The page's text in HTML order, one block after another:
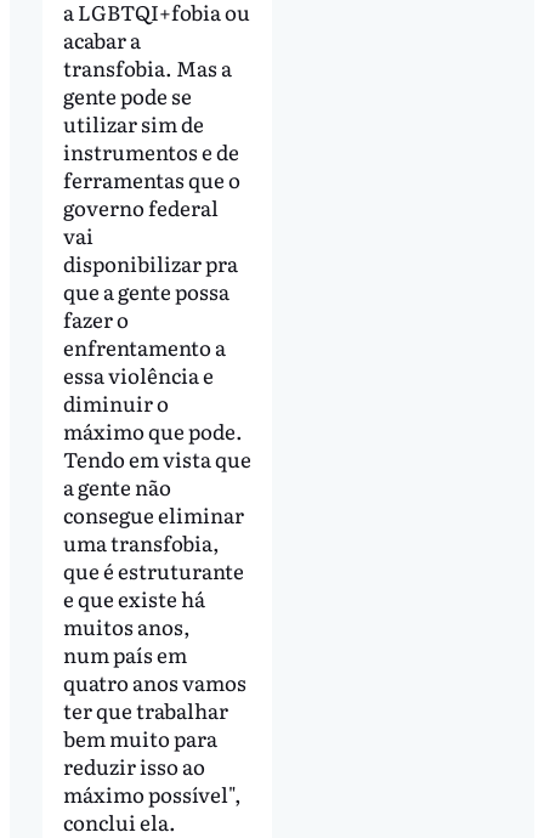
a LGBTQI+fobia ou
acabar a
transfobia. Mas a
gente pode se
utilizar sim de
instrumentos e de
ferramentas que o
governo federal
vai
disponibilizar pra
que a gente possa
fazer o
enfrentamento a
essa violência e
diminuir o
máximo que pode.
Tendo em vista que
a gente não
consegue eliminar
uma transfobia,
que é estruturante
e que existe há
muitos anos,
num país em
quatro anos vamos
ter que trabalhar
bem muito para
reduzir isso ao
máximo possível",
conclui ela.